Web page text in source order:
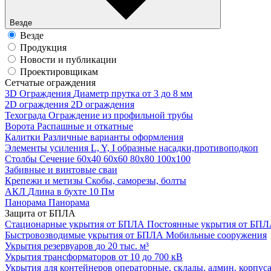
Везде
Везде
Продукция
Новости и публикации
Проектировщикам
Cетчатые ограждения
3D Ограждения Диаметр прутка от 3 до 8 мм
2D ограждения 2D ограждения
Техограда Ограждение из профильной трубы
Ворота Распашные и откатные
Калитки Различные варианты оформления
Элементы усиления L, Y, I образные насадки,противоподкоп
Столбы Сечение 60х40 60х60 80х80 100х100
Забивные и винтовые сваи
Крепежи и метизы Скобы, саморезы, болты
АКЛ Длина в бухте 10 Пм
Панорама Панорама
Защита от БПЛА
Стационарные укрытия от БПЛА Постоянные укрытия от
Быстровозводимые укрытия от БПЛА Мобильные сооружения
Укрытия резервуаров до 20 тыс. м³
Укрытия трансформаторов от 10 до 700 кВ
Укрытия для контейнеров операторные, склады, админ. корпуса